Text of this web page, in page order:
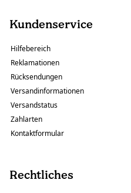
Kundenservice
Hilfebereich
Reklamationen
Rücksendungen
Versandinformationen
Versandstatus
Zahlarten
Kontaktformular
Rechtliches